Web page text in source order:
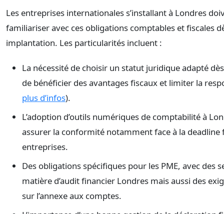
Les entreprises internationales s’installant à Londres
familiariser avec ces obligations comptables et fiscales
implantation. Les particularités incluent :
La nécessité de choisir un statut juridique adapté
de bénéficier des avantages fiscaux et limiter la
plus d’infos).
L’adoption d’outils numériques de comptabilité à
assurer la conformité notamment face à la deadline
entreprises.
Des obligations spécifiques pour les PME, avec des
matière d’audit financier Londres mais aussi des
sur l’annexe aux comptes.